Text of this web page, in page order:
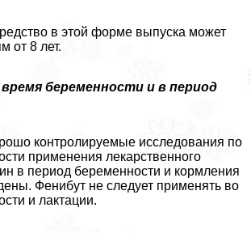
в этой форме выпуска может
от 8 лет.
беременности и в период
контролируемые исследования по
применения лекарственного
в период беременности и кормления
Фенибут не следует применять во
и лактации.